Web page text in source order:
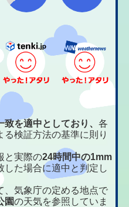
致を適中としており、各
検証方法の基準に則り
と実際の24時間中の1mm
した場合に適中と判定し
気象庁の定める地点で
園の天気を参照していま